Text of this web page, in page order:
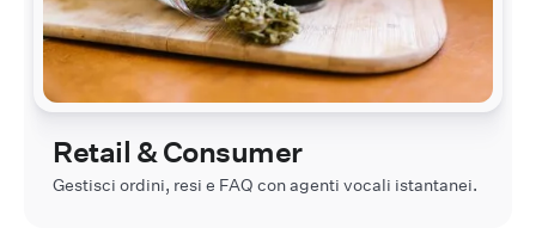
Retail & Consumer
Gestisci ordini, resi e FAQ con agenti vocali istantanei.